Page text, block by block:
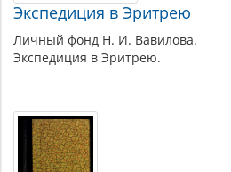
Экспедиция в Эритрею
Личный фонд Н. И. Вавилова.
Экспедиция в Эритрею.